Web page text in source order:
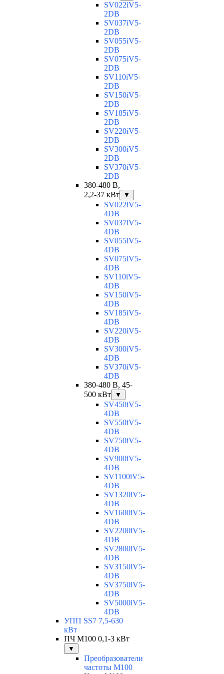
SV022iV5-
2DB
SV037iV5-
2DB
SV055iV5-
2DB
SV075iV5-
2DB
SV110iV5-
2DB
SV150iV5-
2DB
SV185iV5-
2DB
SV220iV5-
2DB
SV300iV5-
2DB
SV370iV5-
2DB
380-480 В,
2,2-37 кВт
▼
SV022iV5-
4DB
SV037iV5-
4DB
SV055iV5-
4DB
SV075iV5-
4DB
SV110iV5-
4DB
SV150iV5-
4DB
SV185iV5-
4DB
SV220iV5-
4DB
SV300iV5-
4DB
SV370iV5-
4DB
380-480 В, 45-
500 кВт
▼
SV450iV5-
4DB
SV550iV5-
4DB
SV750iV5-
4DB
SV900iV5-
4DB
SV1100iV5-
4DB
SV1320iV5-
4DB
SV1600iV5-
4DB
SV2200iV5-
4DB
SV2800iV5-
4DB
SV3150iV5-
4DB
SV3750iV5-
4DB
SV5000iV5-
4DB
УПП SS7 7,5-630
кВт
ПЧ M100 0,1-3 кВт
▼
Преобразователи
частоты M100